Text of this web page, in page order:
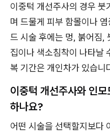
이중턱 개선주사의 경우
며 드물게 피부 함몰이나
드 시술 후에는 멍, 붉어짐,
집이나 색소침착이 나타날
복 기간은 개인차가 있습니
이중턱 개선주사와 인
하나요?
어떤 시술을 선택할지보다